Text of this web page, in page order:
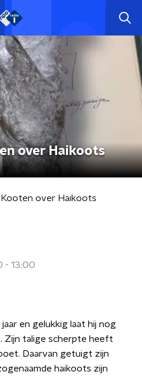
over Haikoots
Kooten over Haikoots
- 13:00
en gelukkig laat hij nog
Zijn talige scherpte heeft
Daarvan getuigt zijn
haikoots zijn